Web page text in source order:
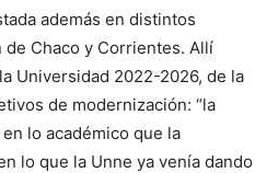
además en distintos
Chaco y Corrientes. Allí
Universidad 2022-2026, de la
de modernización: “la
lo académico que la
lo que la Unne ya venía dando